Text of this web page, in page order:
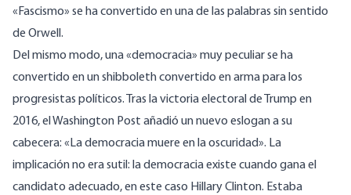
«Fascismo» se ha convertido en una de las palabras sin sentido
de Orwell.
Del mismo modo, una «democracia» muy peculiar se ha
convertido en un shibboleth convertido en arma para los
progresistas políticos. Tras la victoria electoral de Trump en
2016, el Washington Post añadió un nuevo eslogan a su
cabecera: «La democracia muere en la oscuridad». La
implicación no era sutil: la democracia existe cuando gana el
candidato adecuado, en este caso Hillary Clinton. Estaba